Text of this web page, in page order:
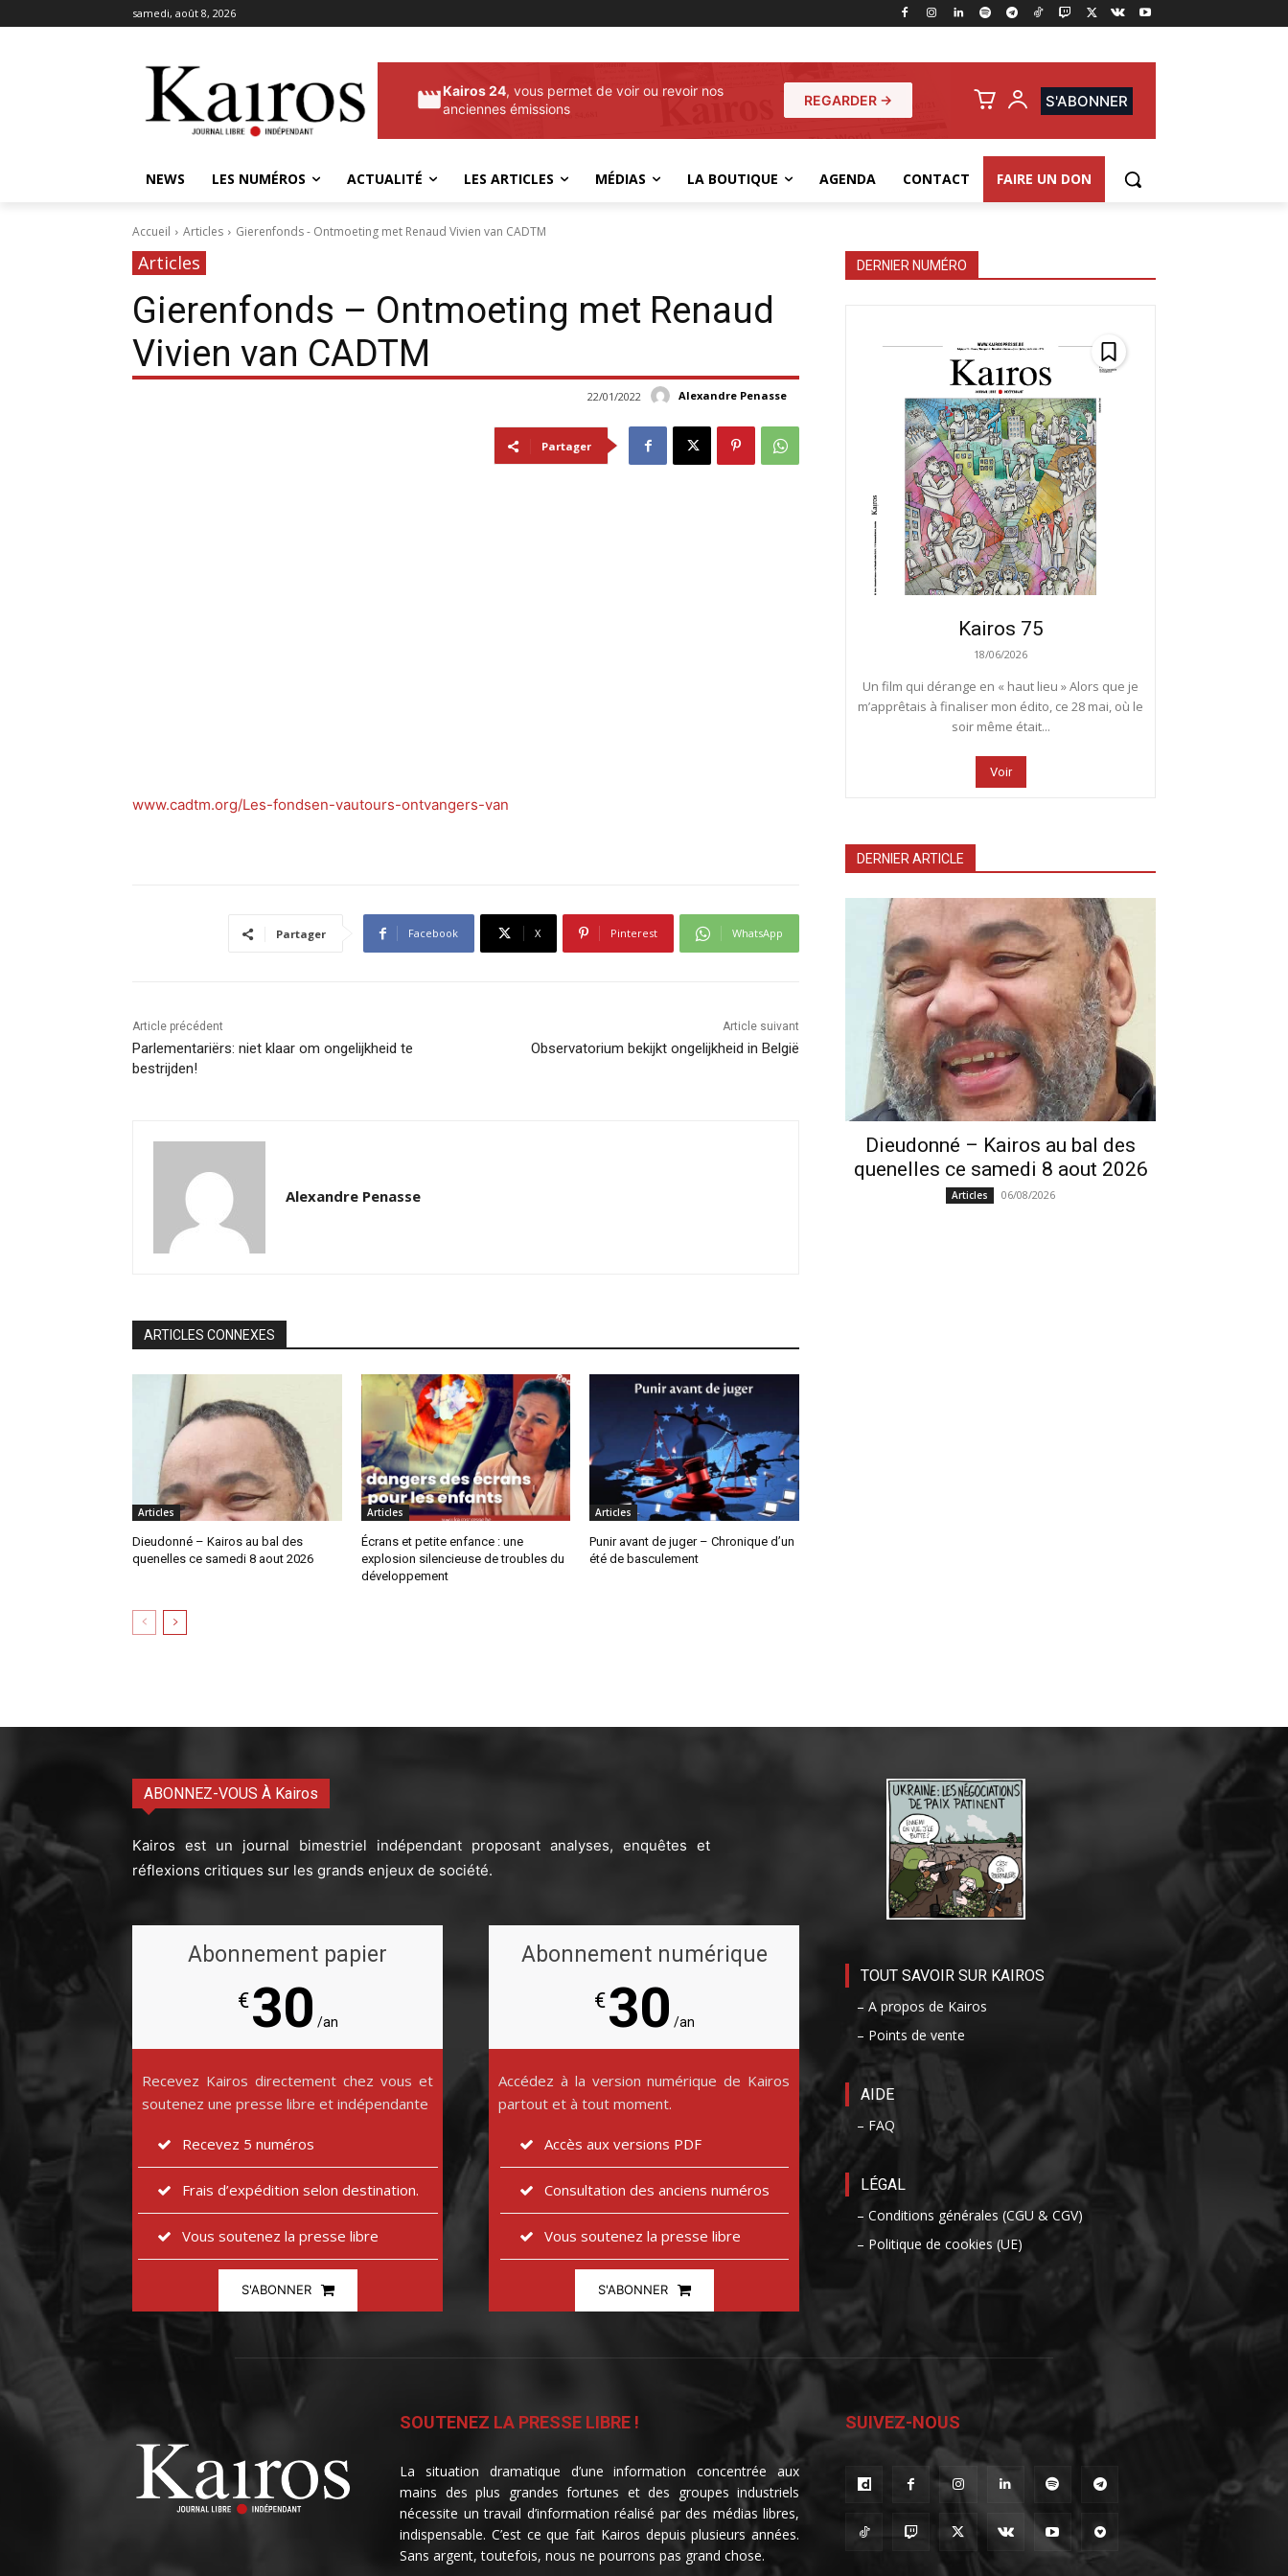
samedi, août 8, 2026
Kairos 24, vous permet de voir ou revoir nos
anciennes émissions
REGARDER → S'ABONNER
NEWS LES NUMÉROS ACTUALITÉ LES ARTICLES MÉDIAS LA BOUTIQUE AGENDA CONTACT FAIRE UN DON
Accueil Articles Gierenfonds - Ontmoeting met Renaud Vivien van CADTM
Articles
Gierenfonds – Ontmoeting met Renaud
Vivien van CADTM
Alexandre Penasse
22/01/2022
Partager
www.cadtm.org/Les-fondsen-vautours-ontvangers-van
Partager Facebook X Pinterest WhatsApp
Article précédent
Parlementariërs: niet klaar om ongelijkheid te
bestrijden!
Article suivant
Observatorium bekijkt ongelijkheid in België
Alexandre Penasse
ARTICLES CONNEXES
Articles
Dieudonné – Kairos au bal des
quenelles ce samedi 8 aout 2026
Articles
Écrans et petite enfance : une
explosion silencieuse de troubles du
développement
Articles
Punir avant de juger – Chronique d’un
été de basculement
DERNIER NUMÉRO
Kairos 75
18/06/2026
Un film qui dérange en « haut lieu » Alors que je
m’apprêtais à finaliser mon édito, ce 28 mai, où le
soir même était...
Voir
DERNIER ARTICLE
Dieudonné – Kairos au bal des
quenelles ce samedi 8 aout 2026
Articles 06/08/2026
ABONNEZ-VOUS À Kairos
Kairos est un journal bimestriel indépendant proposant analyses, enquêtes et
réflexions critiques sur les grands enjeux de société.
Abonnement papier
€30 /an
Recevez Kairos directement chez vous et
soutenez une presse libre et indépendante
Recevez 5 numéros
Frais d’expédition selon destination.
Vous soutenez la presse libre
S'ABONNER
Abonnement numérique
€30 /an
Accédez à la version numérique de Kairos
partout et à tout moment.
Accès aux versions PDF
Consultation des anciens numéros
Vous soutenez la presse libre
S'ABONNER
TOUT SAVOIR SUR KAIROS
– A propos de Kairos
– Points de vente
AIDE
– FAQ
LÉGAL
– Conditions générales (CGU & CGV)
– Politique de cookies (UE)
SOUTENEZ LA PRESSE LIBRE !
La situation dramatique d’une information concentrée aux
mains des plus grandes fortunes et des groupes industriels
nécessite un travail d’information réalisé par des médias libres,
indispensable. C’est ce que fait Kairos depuis plusieurs années.
Sans argent, toutefois, nous ne pourrons pas grand chose.
SUIVEZ-NOUS